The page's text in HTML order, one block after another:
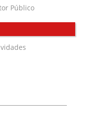
Público